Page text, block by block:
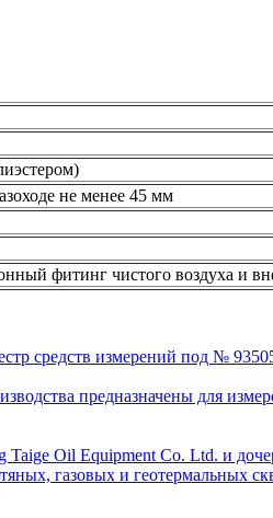
не менее 45 мм
фитинг чистого воздуха и
средств измерений под №
предназначены для
Oil Equipment Co. Ltd. и
газовых и геотермальных